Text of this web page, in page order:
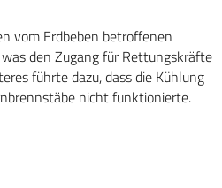
vom Erdbeben betroffenen
den Zugang für Rettungskräfte
führte dazu, dass die Kühlung
nicht funktionierte.